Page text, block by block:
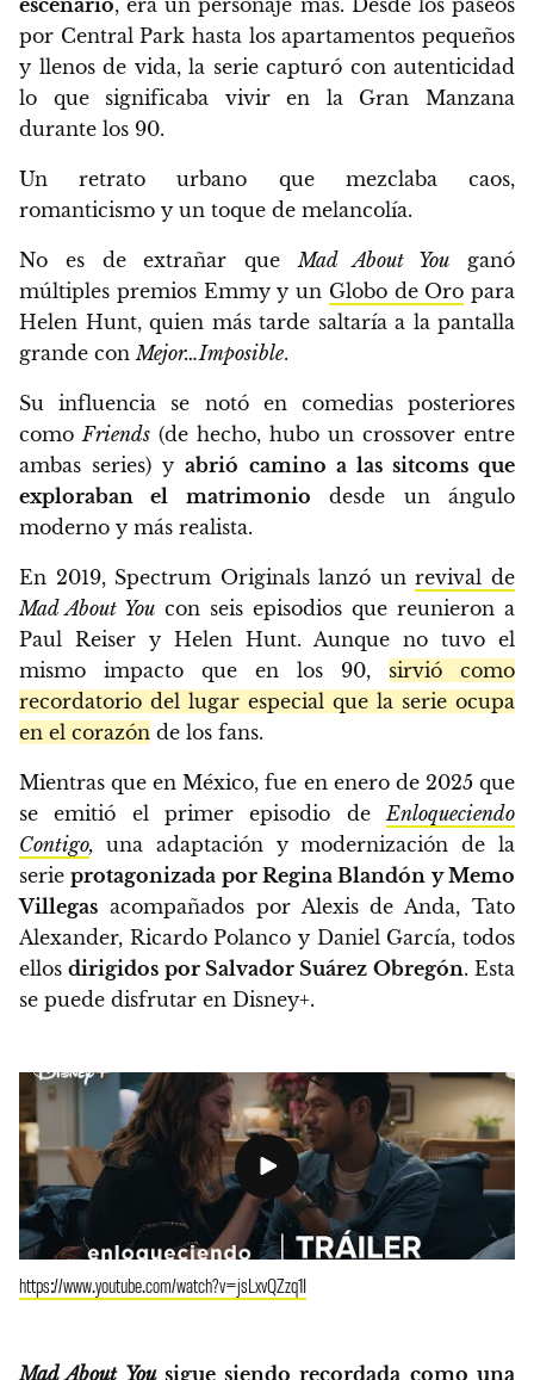
escenario, era un personaje más. Desde los paseos
por Central Park hasta los apartamentos pequeños
y llenos de vida, la serie capturó con autenticidad
lo que significaba vivir en la Gran Manzana
durante los 90.
Un retrato urbano que mezclaba caos,
romanticismo y un toque de melancolía.
No es de extrañar queMad About You ganó
múltiples premios Emmy y un Globo de Oro para
Helen Hunt, quien más tarde saltaría a la pantalla
grande conMejor…Imposible.
Su influencia se notó en comedias posteriores
comoFriends (de hecho, hubo un crossover entre
ambas series) yabrió camino a las sitcoms que
exploraban el matrimonio desde un ángulo
moderno y más realista.
En 2019, Spectrum Originals lanzó unrevival de
Mad About You con seis episodios que reunieron a
Paul Reiser y Helen Hunt. Aunque no tuvo el
mismo impacto que en los 90, sirvió como
recordatorio del lugar especial que la serie ocupa
en el corazón de los fans.
Mientras que en México, fue en enero de 2025 que
se emitió el primer episodio deEnloqueciendo
Contigo, una adaptación y modernización de la
serieprotagonizada porRegina Blandón y Memo
Villegas acompañados por Alexis de Anda, Tato
Alexander, Ricardo Polanco y Daniel García, todos
ellosdirigidos por Salvador Suárez Obregón. Esta
se puede disfrutar en Disney+.
https://www.youtube.com/watch?v=jsLxvQZzq1I
Mad About Yousigue siendo recordada como una